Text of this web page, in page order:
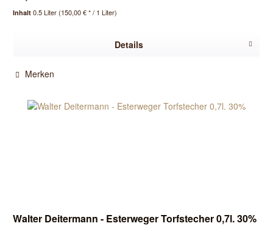
Inhalt0.5 Liter(150,00 € * / 1 Liter)
Details
Merken
Walter Deitermann - Esterweger Torfstecher 0,7l. 30%